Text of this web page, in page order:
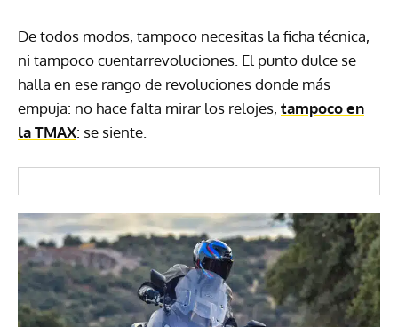
De todos modos, tampoco necesitas la ficha técnica,
ni tampoco cuentarrevoluciones. El punto dulce se
halla en ese rango de revoluciones donde más
empuja: no hace falta mirar los relojes, tampoco en
la TMAX: se siente.